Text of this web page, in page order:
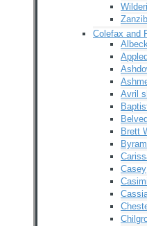
Colefax and
Avril
Brett
Casey